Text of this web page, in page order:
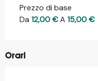
Prezzo di base
Da 12,00 €A 15,00 €
Orari